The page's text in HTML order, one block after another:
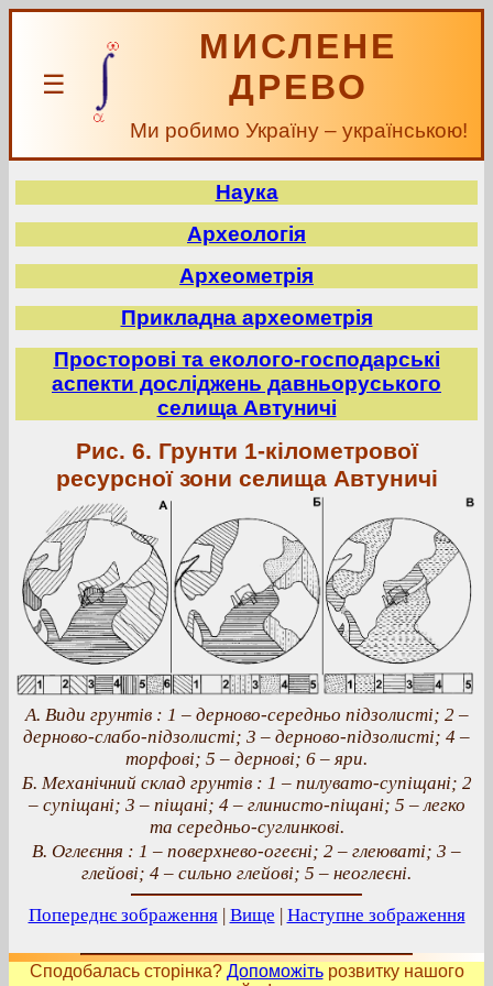
☰
МИСЛЕНЕ
ДРЕВО
Ми робимо Україну – українською!
Наука
Археологія
Археометрія
Прикладна археометрія
Просторові та еколого-господарські
аспекти досліджень давньоруського
селища Автуничі
Рис. 6. Грунти 1-кілометрової
ресурсної зони селища Автуничі
А. Види грунтів : 1 – дерново-середньо підзолисті; 2 –
дерново-слабо-підзолисті; 3 – дерново-підзолисті; 4 –
торфові; 5 – дернові; 6 – яри.
Б. Механічний склад грунтів : 1 – пилувато-супіщані; 2
– супіщані; 3 – піщані; 4 – глинисто-піщані; 5 – легко
та середньо-суглинкові.
В. Оглеєння : 1 – поверхнево-огеєні; 2 – глеюваті; 3 –
глейові; 4 – сильно глейові; 5 – неоглеєні.
Попереднє зображення| Вище | Наступне зображення
Сподобалась сторінка? Допоможітьрозвитку нашого